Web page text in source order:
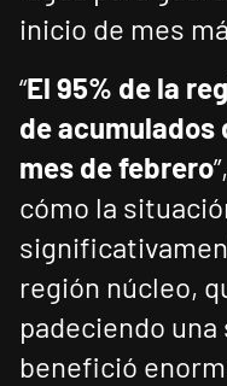
inicio de mes
“El 95% de la
de acumulados
mes de febrero
cómo la
región núcleo,
padeciendo
benefició